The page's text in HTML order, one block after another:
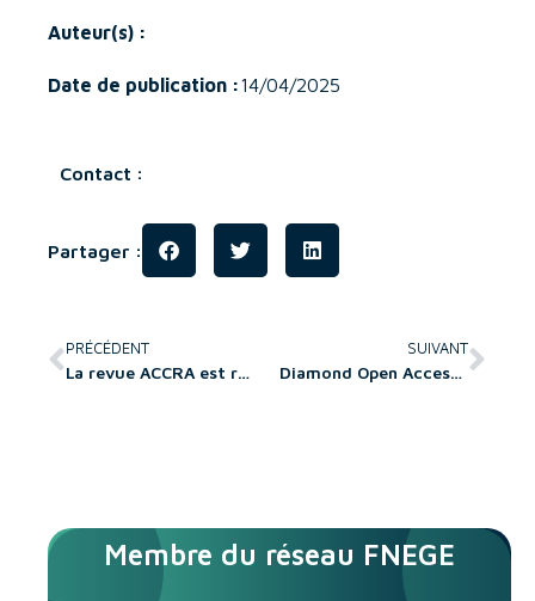
Auteur(s) :
Date de publication :14/04/2025
Contact :
Partager :
PRÉCÉDENT
La revue ACCRA est référencée dans la base de données SCOPUS
SUIVANT
Diamond Open Access Standard (DOAS)
Membre du réseau FNEGE